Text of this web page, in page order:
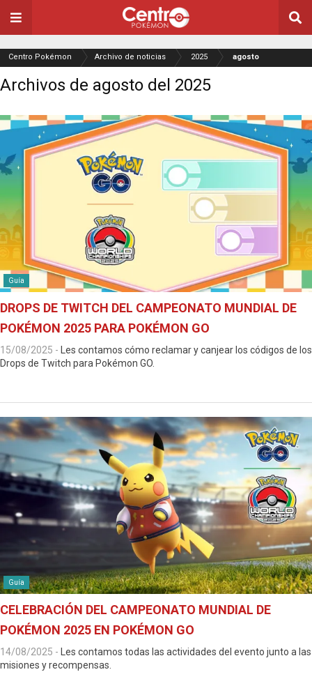
Centro Pokémon Archivo de noticias 2025 agosto
Archivos de agosto del 2025
Guía
DROPS DE TWITCH DEL CAMPEONATO MUNDIAL DE
POKÉMON 2025 PARA POKÉMON GO
15/08/2025 -
Les contamos cómo reclamar y canjear los códigos de los
Drops de Twitch para Pokémon GO.
Guía
CELEBRACIÓN DEL CAMPEONATO MUNDIAL DE
POKÉMON 2025 EN POKÉMON GO
14/08/2025 -
Les contamos todas las actividades del evento junto a las
misiones y recompensas.